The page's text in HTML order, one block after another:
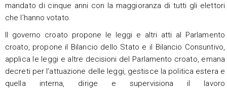
mandato di cinque anni con la maggioranza di tutti gli elettori
che l’hanno votato.
Il governo croato propone le leggi e altri atti al Parlamento
croato, propone il Bilancio dello Stato e il Bilancio Consuntivo,
applica le leggi e altre decisioni del Parlamento croato, emana
decreti per l’attuazione delle leggi, gestisce la politica estera e
quella interna, dirige e supervisiona il lavoro